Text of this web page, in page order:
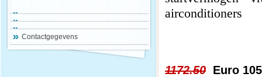
Contactgegevens
airconditioners
1172.50 Euro